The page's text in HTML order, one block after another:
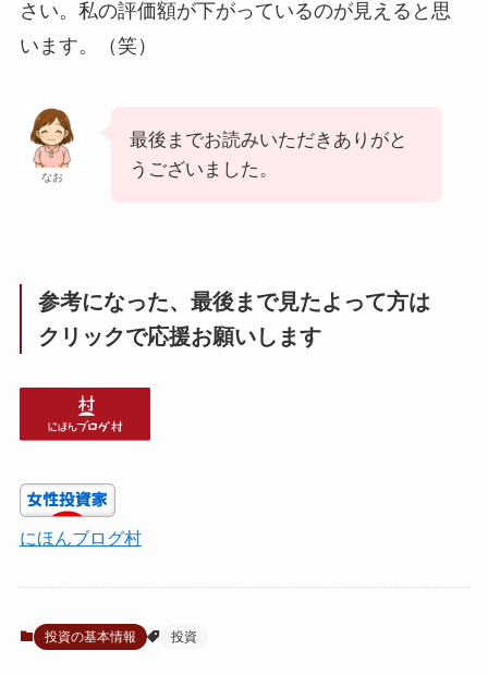
さい。私の評価額が下がっているのが見えると思
います。（笑）
なお
最後までお読みいただきありがと
うございました。
参考になった、最後まで見たよって方は
クリックで応援お願いします
にほんブログ村
投資の基本情報 投資